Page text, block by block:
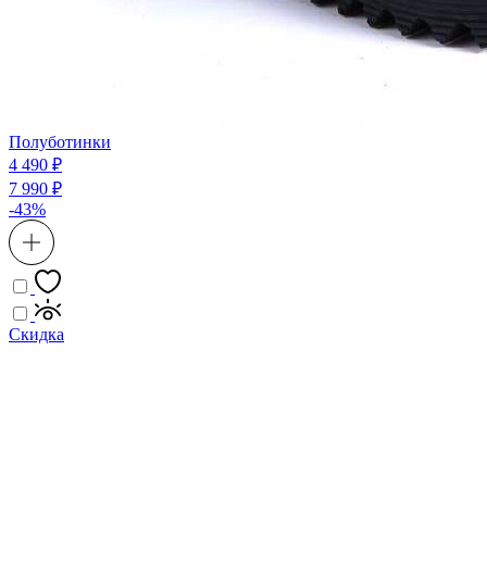
Полуботинки
4 490 ₽
7 990 ₽
-43%
Скидка